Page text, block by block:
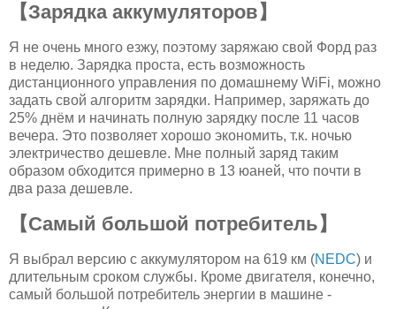
【Зарядка аккумуляторов】
Я не очень много езжу, поэтому заряжаю свой Форд раз
в неделю. Зарядка проста, есть возможность
дистанционного управления по домашнему WiFi, можно
задать свой алгоритм зарядки. Например, заряжать до
25% днём и начинать полную зарядку после 11 часов
вечера. Это позволяет хорошо экономить, т.к. ночью
электричество дешевле. Мне полный заряд таким
образом обходится примерно в 13 юаней, что почти в
два раза дешевле.
【Самый большой потребитель】
Я выбрал версию с аккумулятором на 619 км (NEDC) и
длительным сроком службы. Кроме двигателя, конечно,
самый большой потребитель энергии в машине -